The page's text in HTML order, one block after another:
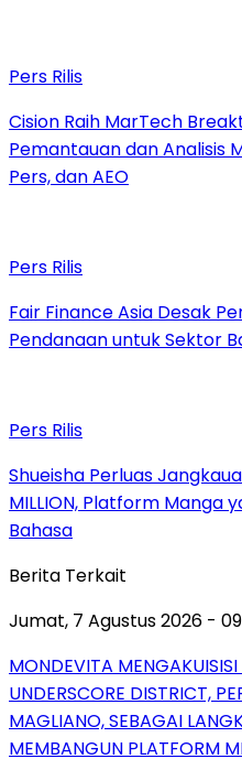
Pers Rilis
Cision Raih MarTech
Pemantauan dan Analisis
Pers, dan AEO
Pers Rilis
Fair Finance Asia Desak
Pendanaan untuk Sektor
Pers Rilis
Shueisha Perluas
MILLION, Platform Manga
Bahasa
Berita Terkait
Jumat, 7 Agustus 2026 -
MONDEVITA
UNDERSCORE DISTRICT,
MAGLIANO, SEBAGAI
MEMBANGUN PLATFORM